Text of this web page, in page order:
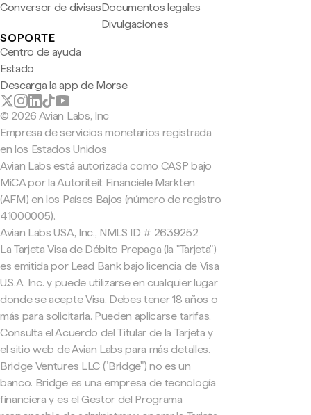
Conversor de divisasDocumentos legales
Divulgaciones
SOPORTE
Centro de ayuda
Estado
Descarga la app de Morse
© 2026 Avian Labs, Inc
Empresa de servicios monetarios registrada
en los Estados Unidos
Avian Labs está autorizada como CASP bajo
MiCA por la Autoriteit Financiële Markten
(AFM) en los Países Bajos (número de registro
41000005).
Avian Labs USA, Inc., NMLS ID # 2639252
La Tarjeta Visa de Débito Prepaga (la "Tarjeta")
es emitida por Lead Bank bajo licencia de Visa
U.S.A. Inc. y puede utilizarse en cualquier lugar
donde se acepte Visa. Debes tener 18 años o
más para solicitarla. Pueden aplicarse tarifas.
Consulta el Acuerdo del Titular de la Tarjeta y
el sitio web de Avian Labs para más detalles.
Bridge Ventures LLC ("Bridge") no es un
banco. Bridge es una empresa de tecnología
financiera y es el Gestor del Programa